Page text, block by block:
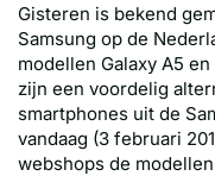
Gisteren is bekend
Samsung op de
modellen Galaxy A5
zijn een voordelig
smartphones uit de
vandaag (3 februari
webshops de